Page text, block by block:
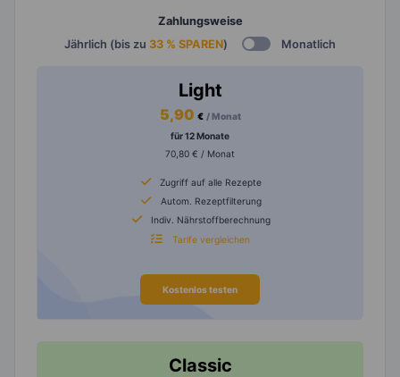
Zahlungsweise
Jährlich (bis zu 33 % SPAREN) Monatlich
Light
5,90 € / Monat
für 12 Monate
70,80 € / Monat
Zugriff auf alle Rezepte
Autom. Rezeptfilterung
Indiv. Nährstoffberechnung
Tarife vergleichen
Kostenlos testen
Classic